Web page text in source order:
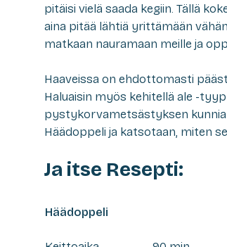
pitäisi vielä saada kegiin. Tällä
aina pitää lähtiä yrittämään
matkaan nauramaan meille ja
Haaveissa on ehdottomasti
Haluaisin myös kehitellä ale -
pystykorvametsästyksen
Häädoppeli ja katsotaan, miten
Ja itse Resepti:
Häädoppeli